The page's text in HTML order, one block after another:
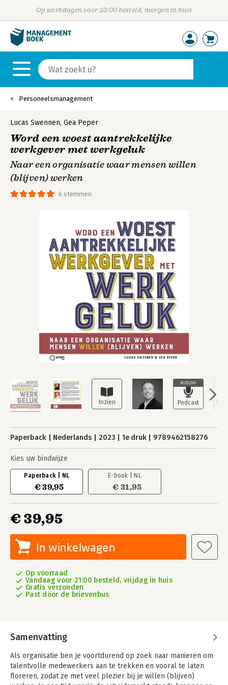
Op werkdagen voor 23:00 besteld, morgen in huis
Personeelsmanagement
NIEUW
6 stemmen
Lucas Swennen, Gea Peper
Word een woest aantrekkelijke
werkgever met werkgeluk
Naar een organisatie waar mensen willen
(blijven) werken
Paperback Nederlands 2023 1e druk 9789462158276
Kies uw bindwijze
Paperback | NL
€ 39,95
E-book | NL
€ 31,95
€ 39,95
In winkelwagen
Op voorraad
Vandaag voor 21:00 besteld, vrijdag in huis
Gratis verzonden
Past door de brievenbus
Samenvatting
Als organisatie ben je voortdurend op zoek naar manieren om
talentvolle medewerkers aan te trekken en vooral te laten
floreren, zodat ze met veel plezier bij je willen (blijven)